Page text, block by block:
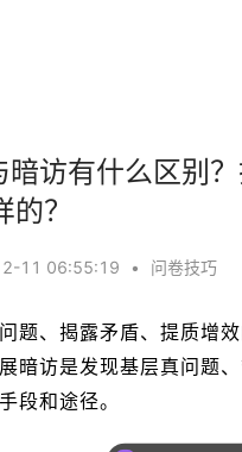
暗访有什么区别
？
11 06:55:19 • 问卷技巧
题、揭露矛盾、提质增
暗访是发现基层真问题
段和途径。